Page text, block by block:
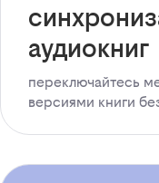
аудиокниг
переключайтесь
версиями книги